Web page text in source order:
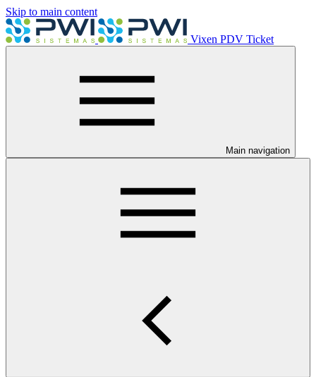
Skip to main content
Vixen PDV Ticket
Main navigation